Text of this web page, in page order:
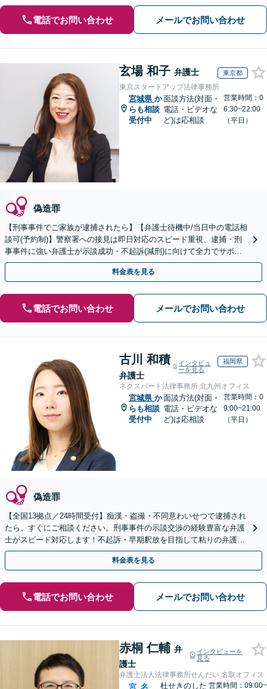
電話でお問い合わせ メールでお問い合わせ
玄場 和子 弁護士 東京都
東京スタートアップ法律事務所
宮城県 か
らも相談
受付中
面談方法(対面・
電話・ビデオな
ど)は応相談
営業時間：0
6:30~22:00
（平日）
偽造罪
【刑事事件でご家族が逮捕されたら】【弁護士待機中/当日中の電話相
談可(予約制)】警察署への接見は即日対応のスピード重視、逮捕・刑
事事件に強い弁護士が示談成功・不起訴(減刑)に向けて全力でサポー
トします。【加害者側の相談専門】
料金表を見る
電話でお問い合わせ メールでお問い合わせ
古川 和積
弁護士
インタビュ
ーを見る
福岡県
ネクスパート法律事務所 北九州オフィス
宮城県 か
らも相談
受付中
面談方法(対面・
電話・ビデオな
ど)は応相談
営業時間：0
9:00~21:00
（平日）
偽造罪
【全国13拠点／24時間受付】痴漢・盗撮・不同意わいせつで逮捕され
たら、すぐにご相談ください。刑事事件の示談交渉の経験豊富な弁護
士がスピード対応します！不起訴・早期釈放を目指して粘りの弁護活
動を行います。
料金表を見る
電話でお問い合わせ メールでお問い合わせ
赤桐 仁輔 弁
護士
インタビューを
見る
弁護士法人法律事務所せんだい 名取オフィス
宮 名 杜せきのした 営業時間：09:00~